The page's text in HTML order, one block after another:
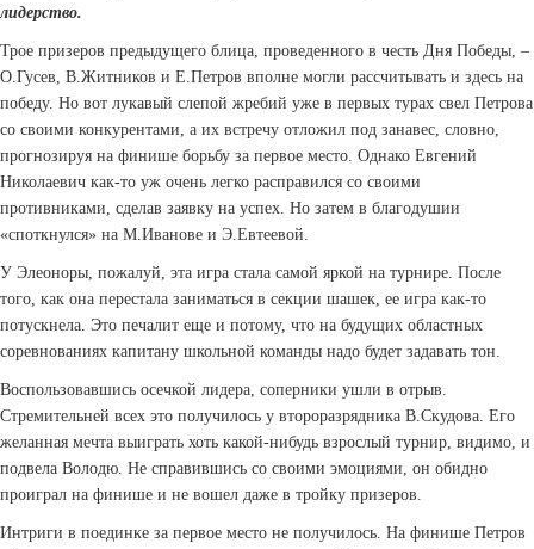
лидерство.
Трое призеров предыдущего блица, проведенного в честь Дня Победы, –
О.Гусев, В.Житников и Е.Петров вполне могли рассчитывать и здесь на
победу. Но вот лукавый слепой жребий уже в первых турах свел Петрова
со своими конкурентами, а их встречу отложил под занавес, словно,
прогнозируя на финише борьбу за первое место. Однако Евгений
Николаевич как-то уж очень легко расправился со своими
противниками, сделав заявку на успех. Но затем в благодушии
«споткнулся» на М.Иванове и Э.Евтеевой.
У Элеоноры, пожалуй, эта игра стала самой яркой на турнире. После
того, как она перестала заниматься в секции шашек, ее игра как-то
потускнела. Это печалит еще и потому, что на будущих областных
соревнованиях капитану школьной команды надо будет задавать тон.
Воспользовавшись осечкой лидера, соперники ушли в отрыв.
Стремительней всех это получилось у второразрядника В.Скудова. Его
желанная мечта выиграть хоть какой-нибудь взрослый турнир, видимо, и
подвела Володю. Не справившись со своими эмоциями, он обидно
проиграл на финише и не вошел даже в тройку призеров.
Интриги в поединке за первое место не получилось. На финише Петров